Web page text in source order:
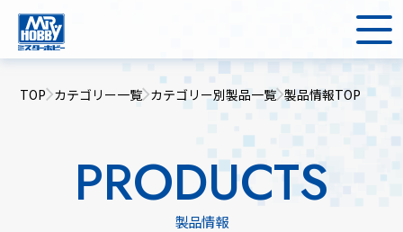
TOP カテゴリー一覧 カテゴリー別製品一覧 製品情報TOP
PRODUCTS
製品情報